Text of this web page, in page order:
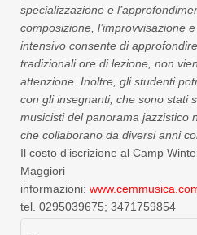
specializzazione e
composizione, l’improvvisazione
intensivo consente di
tradizionali ore di lezione, non
attenzione. Inoltre, gli studenti
con gli insegnanti, che sono stati
musicisti del panorama jazzistico
che collaborano da diversi anni
Il costo d’iscrizione al Camp
Maggiori
informazioni:
tel. 0295039675; 3471759854